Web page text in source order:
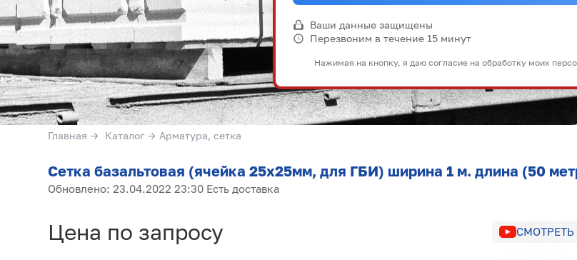
Ваши данные защищены
Перезвоним в течение 15 минут
Нажимая на кнопку, я даю согласие на обработку моих
Главная → Каталог → Арматура, сетка
Сетка базальтовая (ячейка 25х25мм, для ГБИ) ширина 1 м. длина (50
Обновлено: 23.04.2022 23:30 Есть доставка
Цена по запросу